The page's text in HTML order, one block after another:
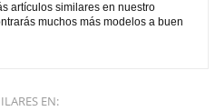
artículos similares en nuestro
muchos más modelos a buen
EN: